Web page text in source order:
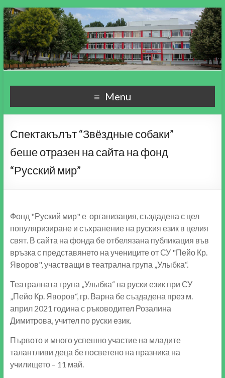
СУ "Пейо Кр. Яворов"
гр. Варна
Училище, мой свят чудесен!
Menu
Спектакълът “Звёздные собаки”
беше отразен на сайта на фонд
“Русский мир”
Фонд "Руский мир" е организация, създадена с цел
популяризиране и съхранение на руския език в целия
свят. В сайта на фонда бе отбелязана публикация във
връзка с представянето на учениците от СУ "Пейо Кр.
Яворов", участващи в театрална група „Улыбка“.
Театралната група „Улыбка“ на руски език при СУ
„Пейо Кр. Яворов“, гр. Варна бе създадена през м.
април 2021 година с ръководител Розалина
Димитрова, учител по руски език.
Първото и много успешно участие на младите
талантливи деца бе посветено на празника на
училището – 11 май.